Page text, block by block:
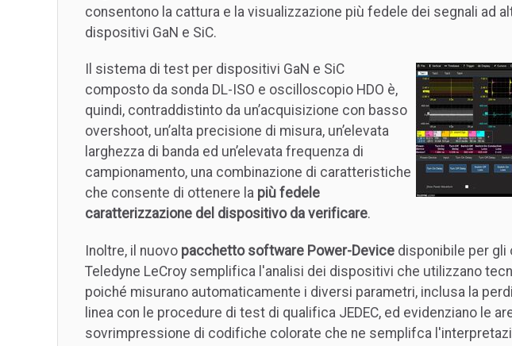
consentono la cattura e la visualizzazione più fedele dei segnali ad
dispositivi GaN e SiC.
Il sistema di test per dispositivi GaN e SiC
composto da sonda DL-ISO e oscilloscopio HDO è,
quindi, contraddistinto da un’acquisizione con basso
overshoot, un’alta precisione di misura, un’elevata
larghezza di banda ed un’elevata frequenza di
campionamento, una combinazione di caratteristiche
che consente di ottenere la più fedele
caratterizzazione del dispositivo da verificare.
Inoltre, il nuovo pacchetto software Power-Device disponibile per
Teledyne LeCroy semplifica l'analisi dei dispositivi che utilizzano
poiché misurano automaticamente i diversi parametri, inclusa la
linea con le procedure di test di qualifica JEDEC, ed evidenziano le
sovrimpressione di codifiche colorate che ne semplifca